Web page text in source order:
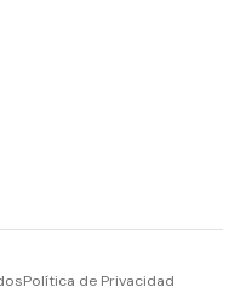
Política de Privacidad